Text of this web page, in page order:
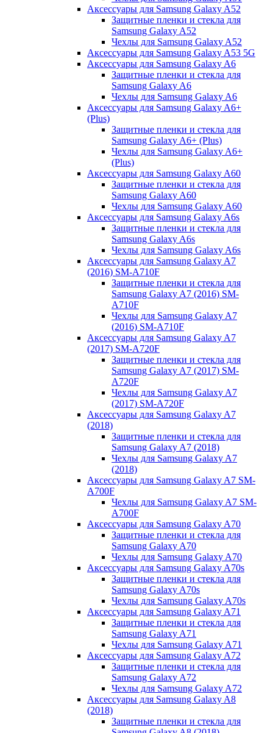
Аксессуары для Samsung Galaxy A52
Защитные пленки и стекла для
Samsung Galaxy A52
Чехлы для Samsung Galaxy A52
Аксессуары для Samsung Galaxy A53 5G
Аксессуары для Samsung Galaxy A6
Защитные пленки и стекла для
Samsung Galaxy A6
Чехлы для Samsung Galaxy A6
Аксессуары для Samsung Galaxy A6+
(Plus)
Защитные пленки и стекла для
Samsung Galaxy A6+ (Plus)
Чехлы для Samsung Galaxy A6+
(Plus)
Аксессуары для Samsung Galaxy A60
Защитные пленки и стекла для
Samsung Galaxy A60
Чехлы для Samsung Galaxy A60
Аксессуары для Samsung Galaxy A6s
Защитные пленки и стекла для
Samsung Galaxy A6s
Чехлы для Samsung Galaxy A6s
Аксессуары для Samsung Galaxy A7
(2016) SM-A710F
Защитные пленки и стекла для
Samsung Galaxy A7 (2016) SM-
A710F
Чехлы для Samsung Galaxy A7
(2016) SM-A710F
Аксессуары для Samsung Galaxy A7
(2017) SM-A720F
Защитные пленки и стекла для
Samsung Galaxy A7 (2017) SM-
A720F
Чехлы для Samsung Galaxy A7
(2017) SM-A720F
Аксессуары для Samsung Galaxy A7
(2018)
Защитные пленки и стекла для
Samsung Galaxy A7 (2018)
Чехлы для Samsung Galaxy A7
(2018)
Аксессуары для Samsung Galaxy A7 SM-
A700F
Чехлы для Samsung Galaxy A7 SM-
A700F
Аксессуары для Samsung Galaxy A70
Защитные пленки и стекла для
Samsung Galaxy A70
Чехлы для Samsung Galaxy A70
Аксессуары для Samsung Galaxy A70s
Защитные пленки и стекла для
Samsung Galaxy A70s
Чехлы для Samsung Galaxy A70s
Аксессуары для Samsung Galaxy A71
Защитные пленки и стекла для
Samsung Galaxy A71
Чехлы для Samsung Galaxy A71
Аксессуары для Samsung Galaxy A72
Защитные пленки и стекла для
Samsung Galaxy A72
Чехлы для Samsung Galaxy A72
Аксессуары для Samsung Galaxy A8
(2018)
Защитные пленки и стекла для